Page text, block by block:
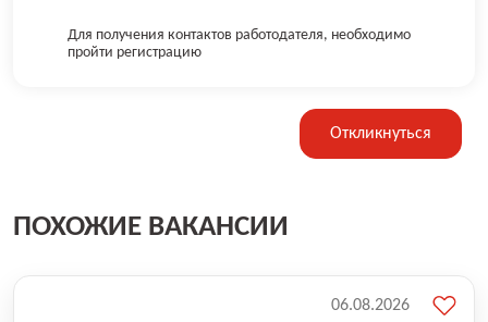
Для получения контактов работодателя, необходимо
пройти регистрацию
Откликнуться
ПОХОЖИЕ ВАКАНСИИ
06.08.2026